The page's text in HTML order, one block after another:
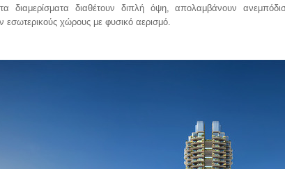
διαμερίσματα διαθέτουν διπλή όψη, απολαμβάνουν
εσωτερικούς χώρους με φυσικό αερισμό.